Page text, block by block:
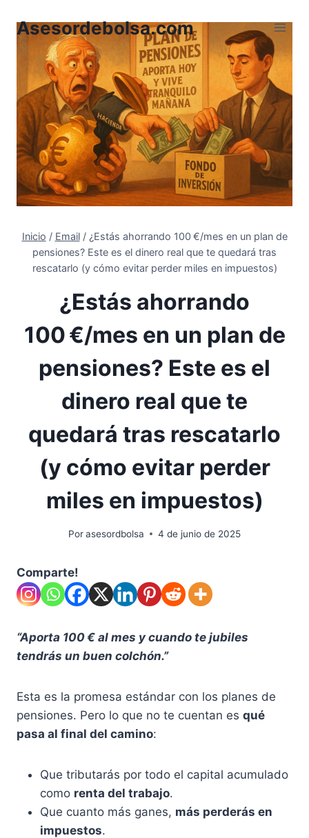
contenido
Asesordebolsa.com
Inicio / Email / ¿Estás ahorrando 100 €/mes en un plan de
pensiones? Este es el dinero real que te quedará tras
rescatarlo (y cómo evitar perder miles en impuestos)
¿Estás ahorrando
100 €/mes en un plan de
pensiones? Este es el
dinero real que te
quedará tras rescatarlo
(y cómo evitar perder
miles en impuestos)
Porasesordbolsa 4 de junio de 2025
Comparte!
“Aporta 100 € al mes y cuando te jubiles
tendrás un buen colchón.”
Esta es la promesa estándar con los planes de
pensiones. Pero lo que no te cuentan es qué
pasa al final del camino:
Que tributarás por todo el capital acumulado
como renta del trabajo.
Que cuanto más ganes, más perderás en
impuestos.